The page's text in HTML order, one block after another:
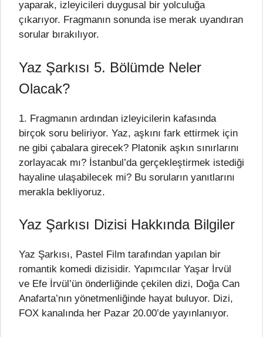
yaparak, izleyicileri duygusal bir yolculuğa
çıkarıyor. Fragmanın sonunda ise merak uyandıran
sorular bırakılıyor.
Yaz Şarkısı 5. Bölümde Neler
Olacak?
1. Fragmanın ardından izleyicilerin kafasında
birçok soru beliriyor. Yaz, aşkını fark ettirmek için
ne gibi çabalara girecek? Platonik aşkın sınırlarını
zorlayacak mı? İstanbul’da gerçekleştirmek istediği
hayaline ulaşabilecek mi? Bu soruların yanıtlarını
merakla bekliyoruz.
Yaz Şarkısı Dizisi Hakkında Bilgiler
Yaz Şarkısı, Pastel Film tarafından yapılan bir
romantik komedi dizisidir. Yapımcılar Yaşar İrvül
ve Efe İrvül’ün önderliğinde çekilen dizi, Doğa Can
Anafarta’nın yönetmenliğinde hayat buluyor. Dizi,
FOX kanalında her Pazar 20.00’de yayınlanıyor.